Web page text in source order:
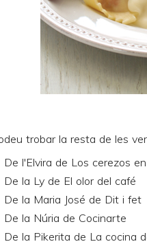
trobar la resta de les
De l'Elvira de Los cerezos
De la Ly de El olor del café
De la Maria José de Dit i fet
De la Núria de Cocinarte
De la Pikerita de La cocina